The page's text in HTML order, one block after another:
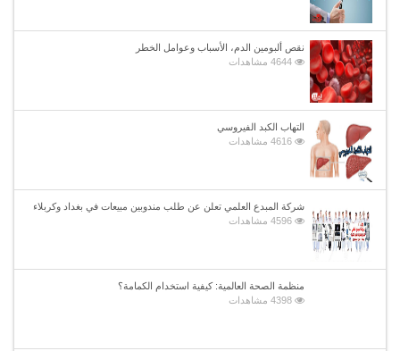
نقص ألبومين الدم، الأسباب وعوامل الخطر
4644 مشاهدات
التهاب الكبد الفيروسي
4616 مشاهدات
شركة المبدع العلمي تعلن عن طلب مندوبين مبيعات في بغداد وكربلاء
4596 مشاهدات
منظمة الصحة العالمية: كيفية استخدام الكمامة؟
4398 مشاهدات